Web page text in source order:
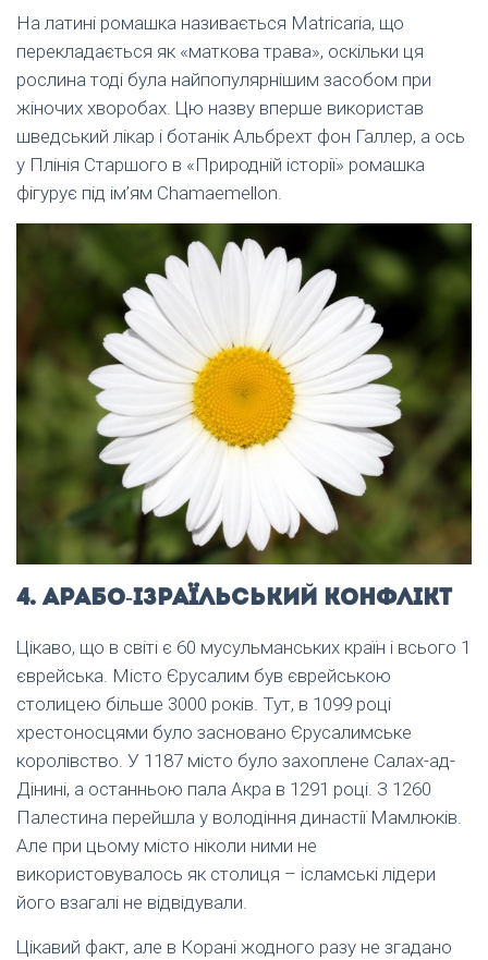
На латині ромашка називається Matricаria, що
перекладається як «маткова трава», оскільки ця
рослина тоді була найпопулярнішим засобом при
жіночих хворобах. Цю назву вперше використав
шведський лікар і ботанік Альбрехт фон Галлер, а ось
у Плінія Старшого в «Природній історії» ромашка
фігурує під ім’ям Chamaemellon.
4. Арабо-ізраїльський конфлікт
Цікаво, що в світі є 60 мусульманських країн і всього 1
єврейська. Місто Єрусалим був єврейською
столицею більше 3000 років. Тут, в 1099 році
хрестоносцями було засновано Єрусалимське
королівство. У 1187 місто було захоплене Салах-ад-
Дінині, а останньою пала Акра в 1291 році. З 1260
Палестина перейшла у володіння династії Мамлюків.
Але при цьому місто ніколи ними не
використовувалось як столиця – ісламські лідери
його взагалі не відвідували.
Цікавий факт, але в Корані жодного разу не згадано